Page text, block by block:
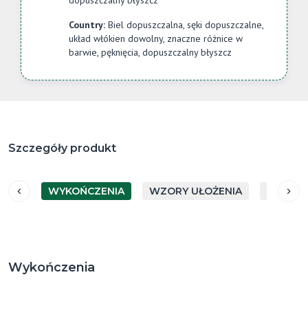
Country: Biel dopuszczalna, sęki dopuszczalne,
układ włókien dowolny, znaczne różnice w
barwie, pęknięcia, dopuszczalny błyszcz
Szczegóły produkt
WYKOŃCZENIA WZORY UŁOŻENIA
Wykończenia